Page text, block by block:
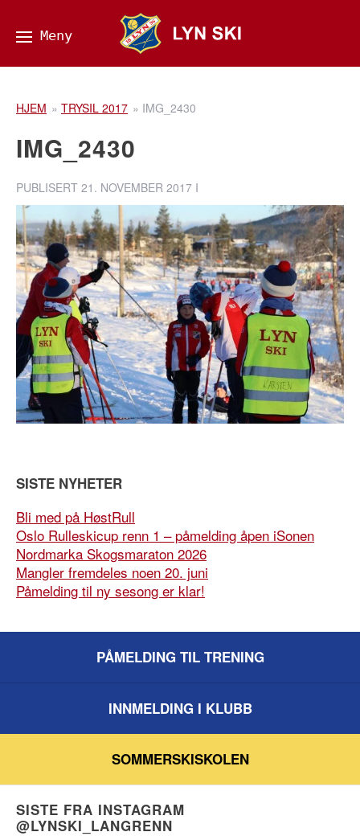
HJEM » TRYSIL 2017 » IMG_2430
IMG_2430
PUBLISERT 21. NOVEMBER 2017 I
SISTE NYHETER
Bli med på HøstRull
Oslo Rulleskicup renn 1 – påmelding åpen iSonen
Nordmarka Skogsmaraton 2026
Mangler fremdeles noen 20. juni
Påmelding til ny sesong er klar!
PÅMELDING TIL TRENING
INNMELDING I KLUBB
SOMMERSKISKOLEN
SISTE FRA INSTAGRAM
@LYNSKI_LANGRENN